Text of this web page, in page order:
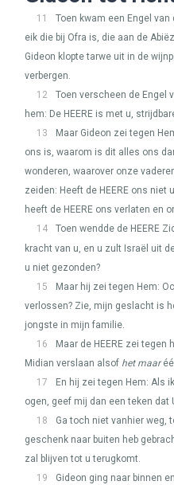
11 Toen kwam een Engel van
eik die bij Ofra is, die aan de
Gideon klopte tarwe uit in de
verbergen.
12
Toen verscheen de Engel
hem: De HEERE is met u,
13
Maar Gideon zei tegen
ons is, waarom is dit alles ons
wonderen, waarover onze
zeiden: Heeft de HEERE ons niet
heeft de HEERE ons verlaten en
14
Toen wendde de HEERE
kracht van u, en u zult Israël uit
u niet gezonden?
15
Maar hij zei tegen Hem:
verlossen? Zie, mijn geslacht is
jongste in mijn familie.
16
Maar de HEERE zei tegen
Midian verslaan alsof het maar
17
En hij zei tegen Hem: Als
ogen, geef mij dan een teken dat
18
Ga toch niet vanhier weg,
geschenk naar buiten heb
zal blijven tot u terugkomt.
19
Gideon ging naar binnen